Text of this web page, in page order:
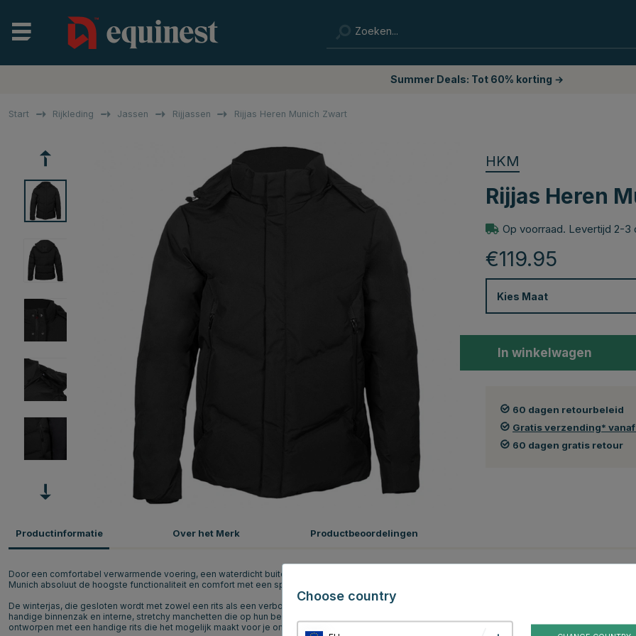
Summer Deals: Tot 60% korting →
Start Rijkleding Jassen Rijjassen Rijjas Heren Munich Zwart
HKM
Rijjas Heren
Op voorraad. Levertijd 2-3
€119.95
Kies Maat
In winkelwagen
60 dagen retourbeleid
Gratis verzending*
60 dagen gratis retour
Productinformatie
Door een comfortabel verwarmende voering, een waterdicht buitenmateriaal en een moderne, verborgen quilting, combineert HKMs herenjas
Munich absoluut de hoogste functionaliteit en comfort met een sportief ontwerp - zeker een must-have voor de koudste dagen van het jaar!
De winterjas, die gesloten wordt met zowel een rits als een verborgen knoopsluiting, is ook voorzien van een hoge kraag, grote ritszakken, een
handige binnenzak en interne, stretchy manchetten die op hun beurt garanderen dat alle kou buiten blijft. De grote, ruime capuchon is bovendien
ontworpen met een handige rits die het mogelijk maakt voor je om zelf te kiezen of je de capuchon op of af wilt hebben.
Over het Merk Productbeoordelingen
Choose country